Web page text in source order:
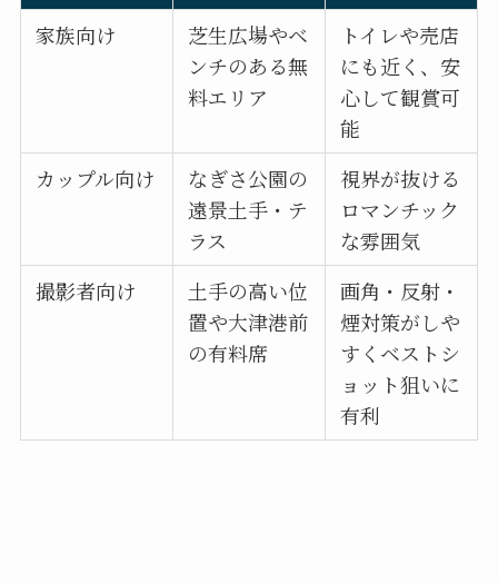
家族向け
芝生広場やベ
ンチのある無
料エリア
トイレや売店
にも近く、安
心して観賞可
能
カップル向け
なぎさ公園の
遠景土手・テ
ラス
視界が抜ける
ロマンチック
な雰囲気
撮影者向け
土手の高い位
置や大津港前
の有料席
画角・反射・
煙対策がしや
すくベストシ
ョット狙いに
有利